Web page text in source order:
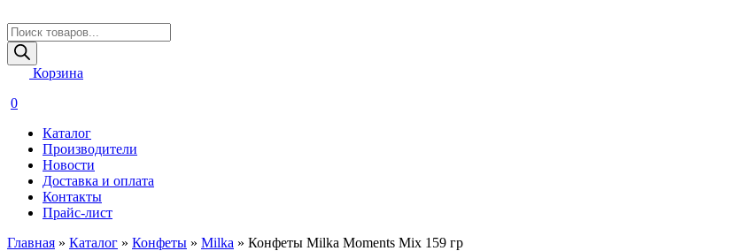
Поиск
товаров
Корзина
0
Каталог
Производители
Новости
Доставка и оплата
Контакты
Прайс-лист
Главная » Каталог » Конфеты » Milka » Конфеты Milka Moments Mix 159 гр